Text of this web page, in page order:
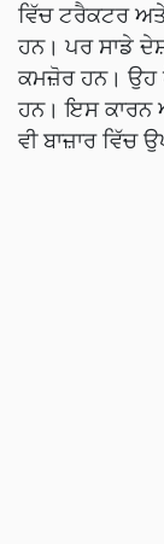
ਵਿੱਚ ਟਰੈਕਟਰ
ਹਨ। ਪਰ ਸਾਡੇ
ਕਮਜ਼ੋਰ ਹਨ। ਉਹ
ਹਨ। ਇਸ ਕਾਰਨ
ਵੀ ਬਾਜ਼ਾਰ ਵਿੱਚ